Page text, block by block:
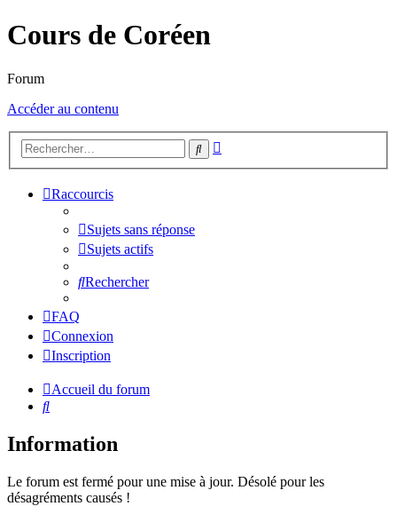
Cours de Coréen
Forum
Accéder au contenu
Rechercher
Raccourcis
Sujets sans réponse
Sujets actifs
Rechercher
FAQ
Connexion
Inscription
Accueil du forum
Rechercher
Information
Le forum est fermé pour une mise à jour. Désolé pour les
désagréments causés !